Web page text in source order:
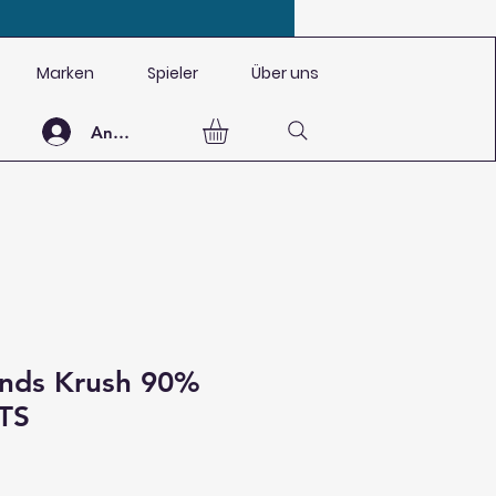
Marken Spieler Über uns
Anmelden
Krush 90%